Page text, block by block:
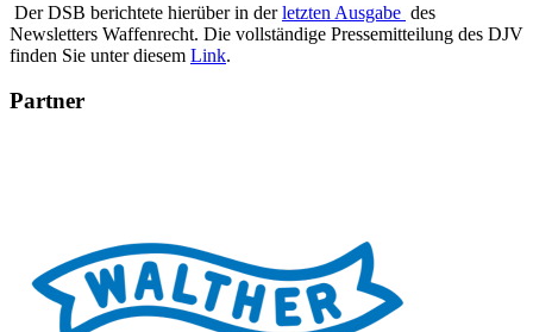
Der DSB berichtete hierüber in derletzten Ausgabe des
Newsletters Waffenrecht. Die vollständige Pressemitteilung des DJV
finden Sie unter diesem Link.
Partner